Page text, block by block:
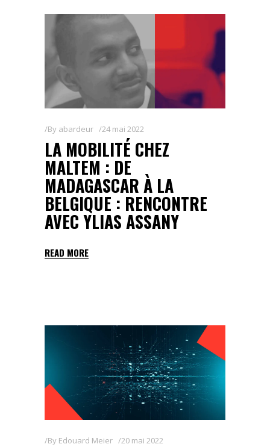
By abardeur 24 mai 2022
LA MOBILITÉ CHEZ
MALTEM : DE
MADAGASCAR À LA
BELGIQUE : RENCONTRE
AVEC YLIAS ASSANY
READ MORE
By Edouard Meier 20 mai 2022